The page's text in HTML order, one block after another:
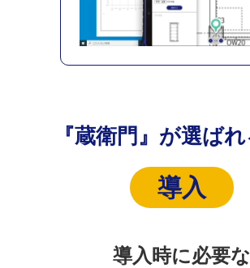
『蔵衛門』が選ば
導入
導入時に必要な